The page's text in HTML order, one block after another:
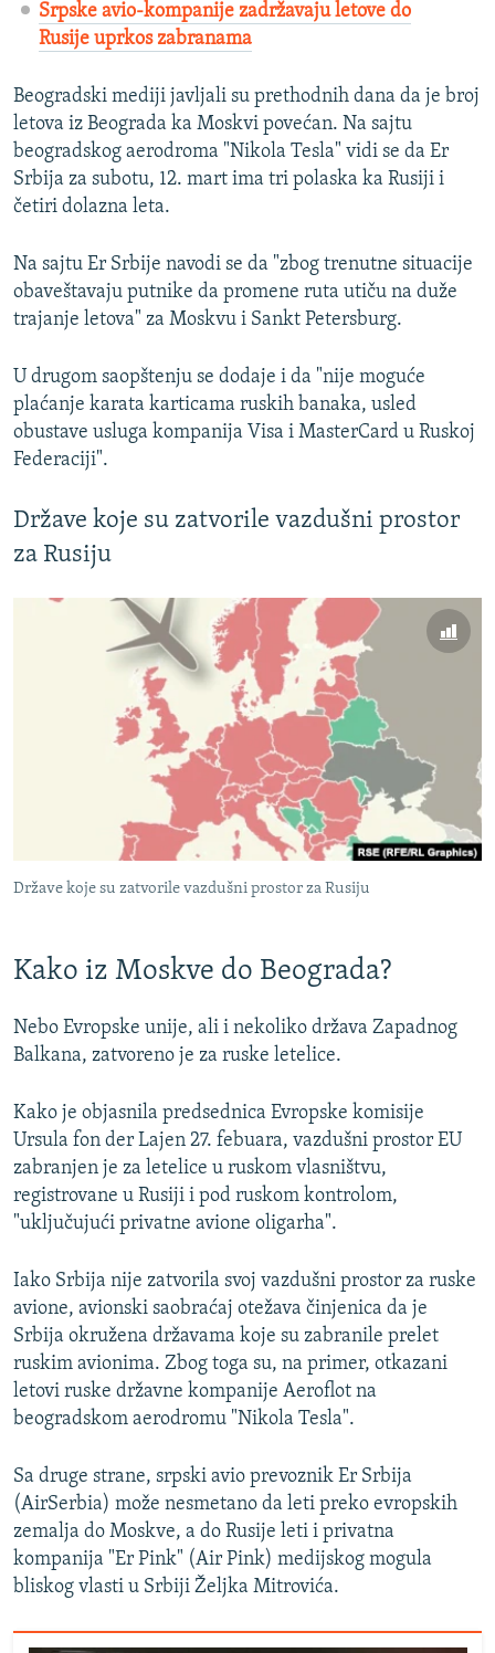
Srpske avio-kompanije zadržavaju letove do
Rusije uprkos zabranama
Beogradski mediji javljali su prethodnih dana da je broj
letova iz Beograda ka Moskvi povećan. Na sajtu
beogradskog aerodroma "Nikola Tesla" vidi se da Er
Srbija za subotu, 12. mart ima tri polaska ka Rusiji i
četiri dolazna leta.
Na sajtu Er Srbije navodi se da "zbog trenutne situacije
obaveštavaju putnike da promene ruta utiču na duže
trajanje letova" za Moskvu i Sankt Petersburg.
U drugom saopštenju se dodaje i da "nije moguće
plaćanje karata karticama ruskih banaka, usled
obustave usluga kompanija Visa i MasterCard u Ruskoj
Federaciji".
Države koje su zatvorile vazdušni prostor
za Rusiju
Države koje su zatvorile vazdušni prostor za Rusiju
Kako iz Moskve do Beograda?
Nebo Evropske unije, ali i nekoliko država Zapadnog
Balkana, zatvoreno je za ruske letelice.
Kako je objasnila predsednica Evropske komisije
Ursula fon der Lajen 27. febuara, vazdušni prostor EU
zabranjen je za letelice u ruskom vlasništvu,
registrovane u Rusiji i pod ruskom kontrolom,
"uključujući privatne avione oligarha".
Iako Srbija nije zatvorila svoj vazdušni prostor za ruske
avione, avionski saobraćaj otežava činjenica da je
Srbija okružena državama koje su zabranile prelet
ruskim avionima. Zbog toga su, na primer, otkazani
letovi ruske državne kompanije Aeroflot na
beogradskom aerodromu "Nikola Tesla".
Sa druge strane, srpski avio prevoznik Er Srbija
(AirSerbia) može nesmetano da leti preko evropskih
zemalja do Moskve, a do Rusije leti i privatna
kompanija "Er Pink" (Air Pink) medijskog mogula
bliskog vlasti u Srbiji Željka Mitrovića.